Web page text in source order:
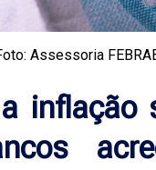
Assessoria
inflação